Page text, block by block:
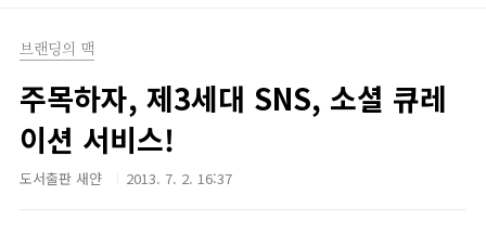
브랜딩의 맥
주목하자, 제3세대 SNS, 소셜 큐레
이션 서비스!
도서출판 새얀 2013. 7. 2. 16:37